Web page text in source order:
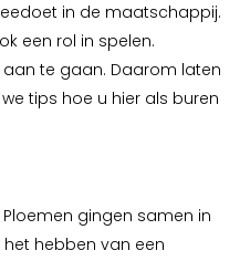
in de maatschappij.
een rol in spelen.
te gaan. Daarom laten
tips hoe u hier als buren
gingen samen in
hebben van een